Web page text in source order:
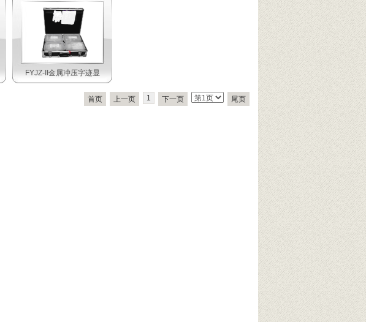
FYJZ-II金属冲压字迹显
首页 上一页 1 下一页 尾页